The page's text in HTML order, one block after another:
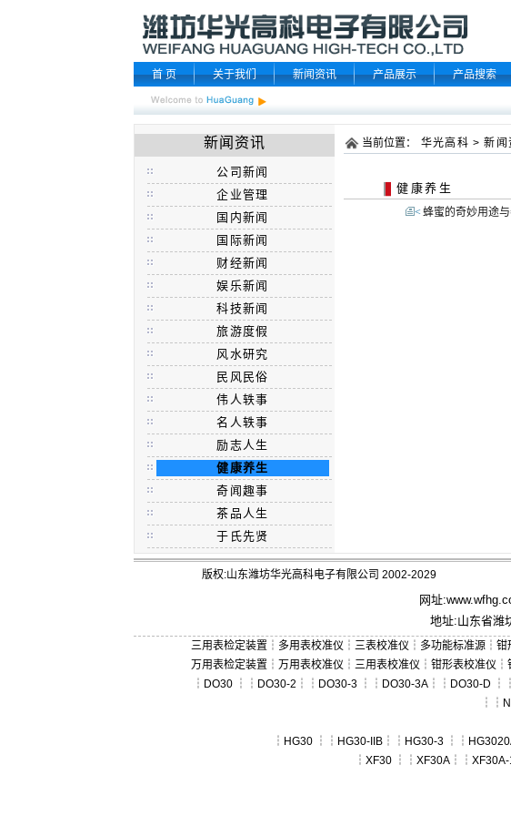
首 页 关于我们 新闻资讯 产品展示 产品搜索
新闻资讯
公司新闻
企业管理
国内新闻
国际新闻
财经新闻
娱乐新闻
科技新闻
旅游度假
风水研究
民风民俗
伟人轶事
名人轶事
励志人生
健康养生
奇闻趣事
茶品人生
于氏先贤
当前位置： 华光高科 >新闻
健康养生
<蜂蜜的奇妙用途
版权:山东潍坊华光高科电子有限公司 2002-2029
网址:
地址:山东省潍
三用表检定装置 ┆ 多用表校准仪 ┆ 三表校准仪 ┆ 多功能标准源 ┆ 钳
万用表检定装置 ┆ 万用表校准仪 ┆ 三用表校准仪 ┆ 钳形表校准仪 ┆
┆ DO30 ┆┆ DO30-2 ┆┆ DO30-3 ┆┆ DO30-3A ┆┆ DO30-D ┆┆
┆┆
┆ HG30 ┆┆ HG30-IIB ┆┆ HG30-3 ┆┆
┆ XF30 ┆┆ XF30A ┆┆ XF30A-